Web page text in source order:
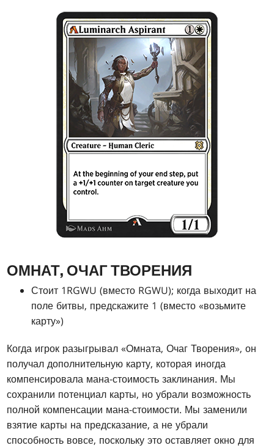
ОМНАТ, ОЧАГ ТВОРЕНИЯ
Стоит 1RGWU (вместо RGWU); когда выходит на
поле битвы, предскажите 1 (вместо «возьмите
карту»)
Когда игрок разыгрывал «Омната, Очаг Творения», он
получал дополнительную карту, которая иногда
компенсировала мана-стоимость заклинания. Мы
сохранили потенциал карты, но убрали возможность
полной компенсации мана-стоимости. Мы заменили
взятие карты на предсказание, а не убрали
способность вовсе, поскольку это оставляет окно для